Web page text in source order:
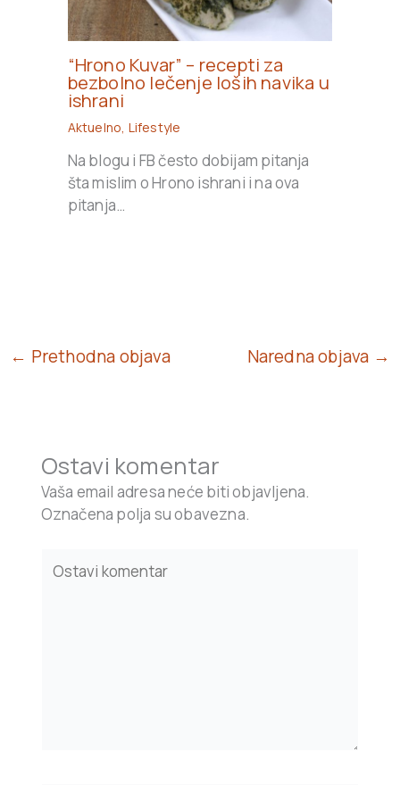
“Hrono Kuvar” – recepti za
bezbolno lečenje loših navika u
ishrani
Aktuelno, Lifestyle
Na blogu i FB često dobijam pitanja
šta mislim o Hrono ishrani i na ova
pitanja…
← Prethodna objava Naredna objava →
Ostavi komentar
Vaša email adresa neće biti objavljena.
Označena polja su obavezna.
here..